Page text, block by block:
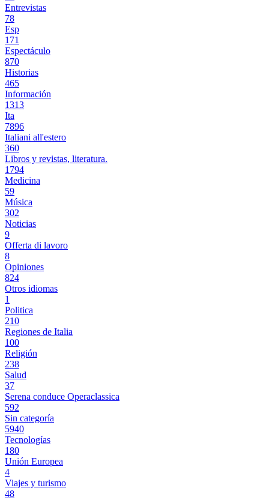
Entrevistas
78
Esp
171
Espectáculo
870
Historias
465
Información
1313
Ita
7896
Italiani all'estero
360
Libros y revistas, literatura.
1794
Medicina
59
Música
302
Noticias
9
Offerta di lavoro
8
Opiniones
824
Otros idiomas
1
Politica
210
Regiones de Italia
100
Religión
238
Salud
37
Serena conduce Operaclassica
592
Sin categoría
5940
Tecnologías
180
Unión Europea
4
Viajes y turismo
48